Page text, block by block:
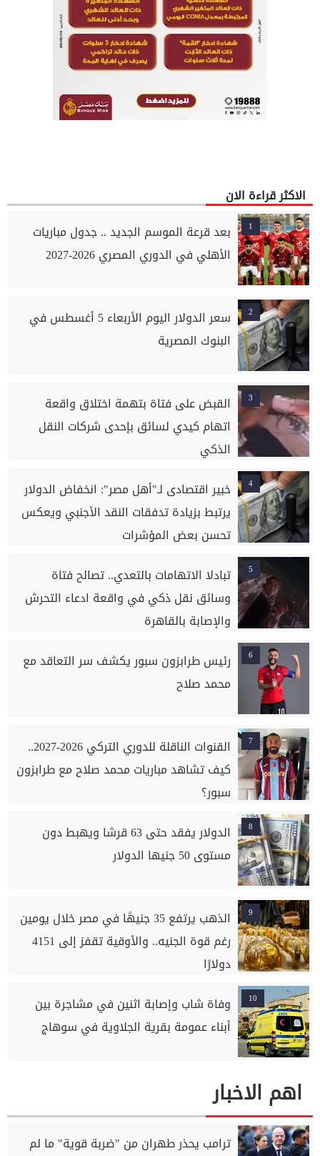
الاكثر قراءة الان
1
بعد قرعة الموسم الجديد .. جدول مباريات
الأهلي في الدوري المصري 2026-2027
2
سعر الدولار اليوم الأربعاء 5 أغسطس في
البنوك المصرية
3
القبض على فتاة بتهمة اختلاق واقعة
اتهام كيدي لسائق بإحدى شركات النقل
الذكي
4
خبير اقتصادى لـ"أهل مصر": انخفاض الدولار
يرتبط بزيادة تدفقات النقد الأجنبي ويعكس
تحسن بعض المؤشرات
5
تبادلا الاتهامات بالتعدي.. تصالح فتاة
وسائق نقل ذكي في واقعة ادعاء التحرش
والإصابة بالقاهرة
6
رئيس طرابزون سبور يكشف سر التعاقد مع
محمد صلاح
7
القنوات الناقلة للدوري التركي 2026-2027..
كيف تشاهد مباريات محمد صلاح مع طرابزون
سبور؟
8
الدولار يفقد حتى 63 قرشا ويهبط دون
مستوى 50 جنيها الدولار
9
الذهب يرتفع 35 جنيهًا في مصر خلال يومين
رغم قوة الجنيه.. والأوقية تقفز إلى 4151
دولارًا
10
وفاة شاب وإصابة اثنين في مشاجرة بين
أبناء عمومة بقرية الجلاوية في سوهاج
اهم الاخبار
ترامب يحذر طهران من "ضربة قوية" ما لم